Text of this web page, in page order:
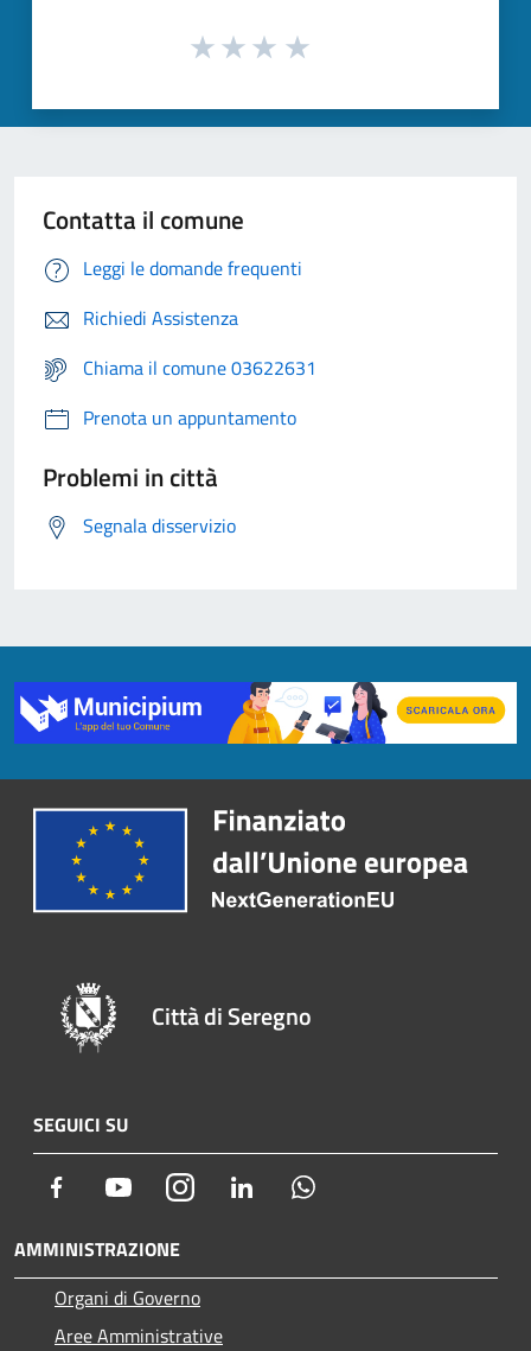
Contatta il comune
Leggi le domande frequenti
Richiedi Assistenza
Chiama il comune 03622631
Prenota un appuntamento
Problemi in città
Segnala disservizio
Città di Seregno
SEGUICI SU
Facebook YoutubeInstagram LinkedIn
AMMINISTRAZIONE
Organi di Governo
Aree Amministrative